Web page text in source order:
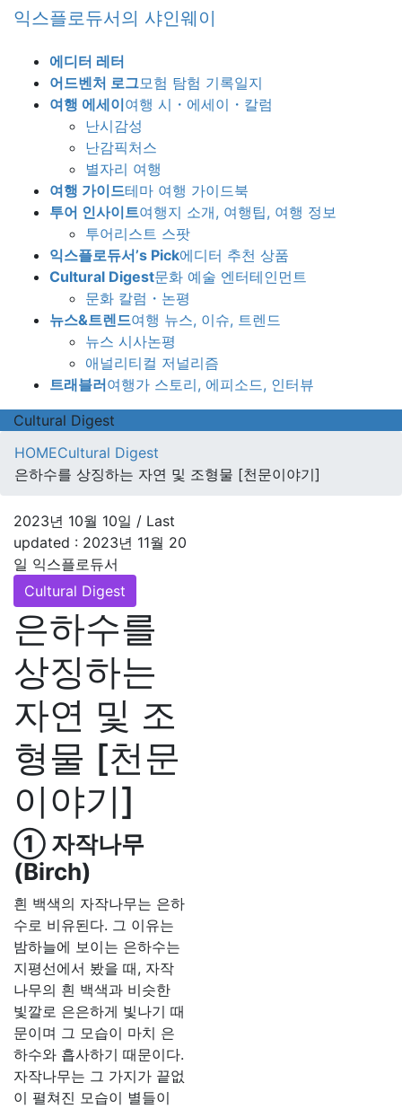
Skip
Skip
Navigation
익스플로듀서의 샤인웨이
에디터 레터
어드벤처 로그모험 탐험 기록일지
여행 에세이여행 시・에세이・칼럼
난시감성
난감픽처스
별자리 여행
여행 가이드테마 여행 가이드북
투어 인사이트여행지 소개, 여행팁, 여행 정보
투어리스트 스팟
익스플로듀서’s Pick에디터 추천 상품
Cultural Digest문화 예술 엔터테인먼트
문화 칼럼・논평
뉴스&트렌드여행 뉴스, 이슈, 트렌드
뉴스 시사논평
애널리티컬 저널리즘
트래블러여행가 스토리, 에피소드, 인터뷰
Cultural Digest
HOMECultural Digest
은하수를 상징하는 자연 및 조형물 [천문이야기]
2023년 10월 10일 / Last
updated : 2023년 11월 20
일 익스플로듀서
Cultural Digest
은하수를
상징하는
자연 및 조
형물 [천문
이야기]
① 자작나무
(Birch)
흰 백색의 자작나무는 은하
수로 비유된다. 그 이유는
밤하늘에 보이는 은하수는
지평선에서 봤을 때, 자작
나무의 흰 백색과 비슷한
빛깔로 은은하게 빛나기 때
문이며 그 모습이 마치 은
하수와 흡사하기 때문이다.
자작나무는 그 가지가 끝없
이 펼쳐진 모습이 별들이